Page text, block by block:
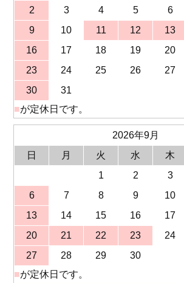
2
3 4 5 6
9
10 11 12 13
16
17 18 19 20
23
24 25 26 27
30
31
■が定休日です。
2026年9月
日
月 火 水 木
1
2 3
6
7 8 9 10
13
14 15 16 17
20
21 22 23 24
27
28 29
30
■が定休日です。